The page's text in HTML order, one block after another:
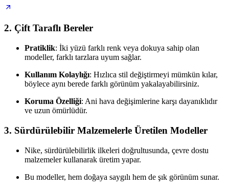
2. Çift Taraflı Bereler
Pratiklik: İki yüzü farklı renk veya dokuya sahip olan
modeller, farklı tarzlara uyum sağlar.
Kullanım Kolaylığı: Hızlıca stil değiştirmeyi mümkün kılar,
böylece aynı berede farklı görünüm yakalayabilirsiniz.
Koruma Özelliği: Ani hava değişimlerine karşı dayanıklıdır
ve uzun ömürlüdür.
3. Sürdürülebilir Malzemelerle Üretilen Modeller
Nike, sürdürülebilirlik ilkeleri doğrultusunda, çevre dostu
malzemeler kullanarak üretim yapar.
Bu modeller, hem doğaya saygılı hem de şık görünüm sunar.